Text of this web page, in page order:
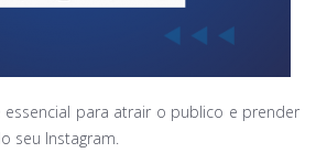
para atrair o publico e prender
seu Instagram.